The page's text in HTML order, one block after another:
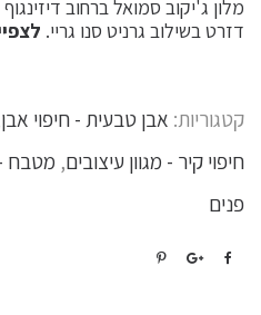
מלון ג'יקוב סמואל ברחוב
דזרט בשילוב גרניט סנו גריי.
קטגוריות: אבן טבעית - חיפוי אבן
חיפוי קיר - מגוון עיצובים, מטבח
פנים